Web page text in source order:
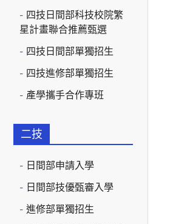
四技日間部科技校院繁
星計畫聯合推薦甄選
四技日間部單獨招生
四技進修部單獨招生
產學攜手合作專班
二技
日間部申請入學
日間部技優甄審入學
進修部單獨招生